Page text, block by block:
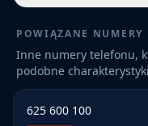
POWIĄZANE NUMERY
Inne numery telefonu,
podobne
625 600 100